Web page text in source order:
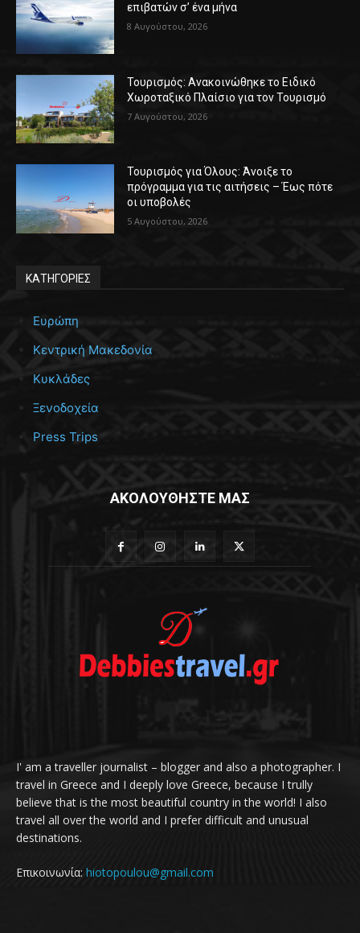
επιβατών σ’ ένα μήνα
8 Αυγούστου, 2026
Τουρισμός: Ανακοινώθηκε το Ειδικό
Χωροταξικό Πλαίσιο για τον Τουρισμό
7 Αυγούστου, 2026
Τουρισμός για Όλους: Άνοιξε το
πρόγραμμα για τις αιτήσεις – Έως πότε
οι υποβολές
5 Αυγούστου, 2026
ΚΑΤΗΓΟΡΙΕΣ
Ευρώπη
Κεντρική Μακεδονία
Κυκλάδες
Ξενοδοχεία
Press Trips
ΑΚΟΛΟΥΘΗΣΤΕ ΜΑΣ
I' am a traveller journalist – blogger and also a photographer. I
travel in Greece and I deeply love Greece, because I trully
believe that is the most beautiful country in the world! I also
travel all over the world and I prefer difficult and unusual
destinations.
Επικοινωνία: hiotopoulou@gmail.com